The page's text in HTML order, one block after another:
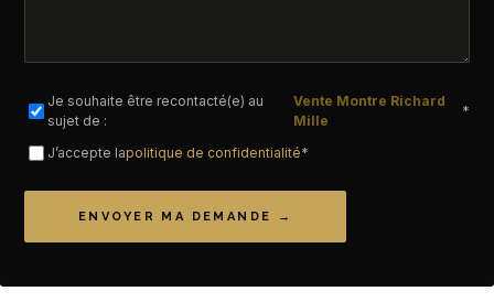
Je souhaite être recontacté(e) au
sujet de :
Vente Montre Richard
Mille
*
J’accepte lapolitique de confidentialité*
ENVOYER MA DEMANDE →